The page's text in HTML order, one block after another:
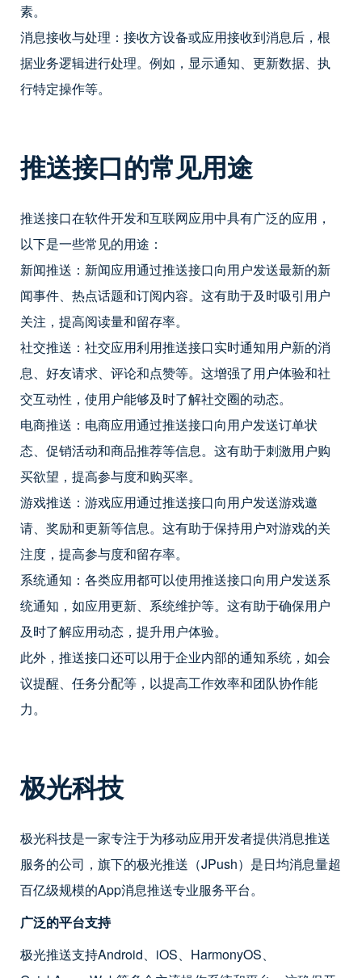
素。
消息接收与处理：接收方设备或应用接收到消息后，根
据业务逻辑进行处理。例如，显示通知、更新数据、执
行特定操作等。
推送接口的常见用途
推送接口在软件开发和互联网应用中具有广泛的应用，
以下是一些常见的用途：
新闻推送：新闻应用通过推送接口向用户发送最新的新
闻事件、热点话题和订阅内容。这有助于及时吸引用户
关注，提高阅读量和留存率。
社交推送：社交应用利用推送接口实时通知用户新的消
息、好友请求、评论和点赞等。这增强了用户体验和社
交互动性，使用户能够及时了解社交圈的动态。
电商推送：电商应用通过推送接口向用户发送订单状
态、促销活动和商品推荐等信息。这有助于刺激用户购
买欲望，提高参与度和购买率。
游戏推送：游戏应用通过推送接口向用户发送游戏邀
请、奖励和更新等信息。这有助于保持用户对游戏的关
注度，提高参与度和留存率。
系统通知：各类应用都可以使用推送接口向用户发送系
统通知，如应用更新、系统维护等。这有助于确保用户
及时了解应用动态，提升用户体验。
此外，推送接口还可以用于企业内部的通知系统，如会
议提醒、任务分配等，以提高工作效率和团队协作能
力。
极光科技
极光科技是一家专注于为移动应用开发者提供消息推送
服务的公司，旗下的极光推送（JPush）是日均消息量超
百亿级规模的App消息推送专业服务平台。
广泛的平台支持
极光推送支持Android、iOS、HarmonyOS、